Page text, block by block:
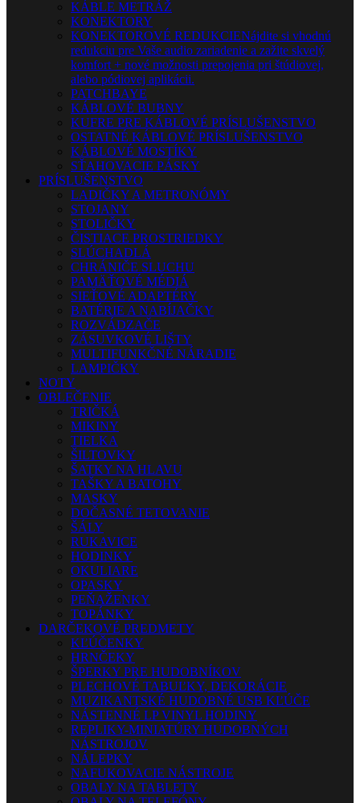
KÁBLE METRÁŽ
KONEKTORY
KONEKTOROVÉ REDUKCIENájdite si vhodnú
redukciu pre Vaše audio zariadenie a zažite skvelý
komfort + nové možnosti prepojenia pri štúdiovej,
alebo pódiovej aplikácii.
PATCHBAYE
KÁBLOVÉ BUBNY
KUFRE PRE KÁBLOVÉ PRÍSLUŠENSTVO
OSTATNÉ KÁBLOVÉ PRÍSLUŠENSTVO
KÁBLOVÉ MOSTÍKY
SŤAHOVACIE PÁSKY
PRÍSLUŠENSTVO
LADIČKY A METRONÓMY
STOJANY
STOLIČKY
ČISTIACE PROSTRIEDKY
SLÚCHADLÁ
CHRÁNIČE SLUCHU
PAMÄŤOVÉ MÉDIÁ
SIEŤOVÉ ADAPTÉRY
BATÉRIE A NABÍJAČKY
ROZVÁDZAČE
ZÁSUVKOVÉ LIŠTY
MULTIFUNKČNÉ NÁRADIE
LAMPIČKY
NOTY
OBLEČENIE
TRIČKÁ
MIKINY
TIELKA
ŠILTOVKY
ŠATKY NA HLAVU
TAŠKY A BATOHY
MASKY
DOČASNÉ TETOVANIE
ŠÁLY
RUKAVICE
HODINKY
OKULIARE
OPASKY
PEŇAŽENKY
TOPÁNKY
DARČEKOVÉ PREDMETY
KĽÚČENKY
HRNČEKY
ŠPERKY PRE HUDOBNÍKOV
PLECHOVÉ TABUĽKY, DEKORÁCIE
MUZIKANTSKÉ HUDOBNÉ USB KĽÚČE
NÁSTENNÉ LP VINYL HODINY
REPLIKY-MINIATÚRY HUDOBNÝCH
NÁSTROJOV
NÁLEPKY
NAFUKOVACIE NÁSTROJE
OBALY NA TABLETY